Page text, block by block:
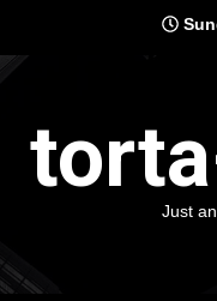
content
Just